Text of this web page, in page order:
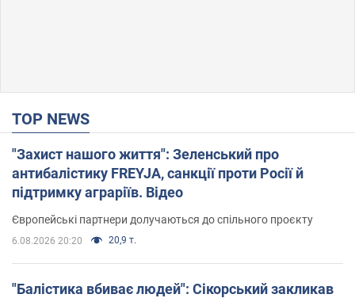
TOP NEWS
"Захист нашого життя": Зеленський про
антибалістику FREYJA, санкції проти Росії й
підтримку аграріїв. Відео
Європейські партнери долучаються до спільного проєкту
6.08.2026 20:20 20,9 т.
"Балістика вбиває людей": Сікорський закликав